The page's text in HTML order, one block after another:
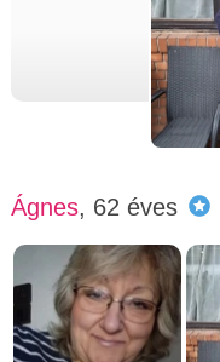
Ágnes, 62 éves